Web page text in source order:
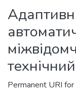
Permanent URI